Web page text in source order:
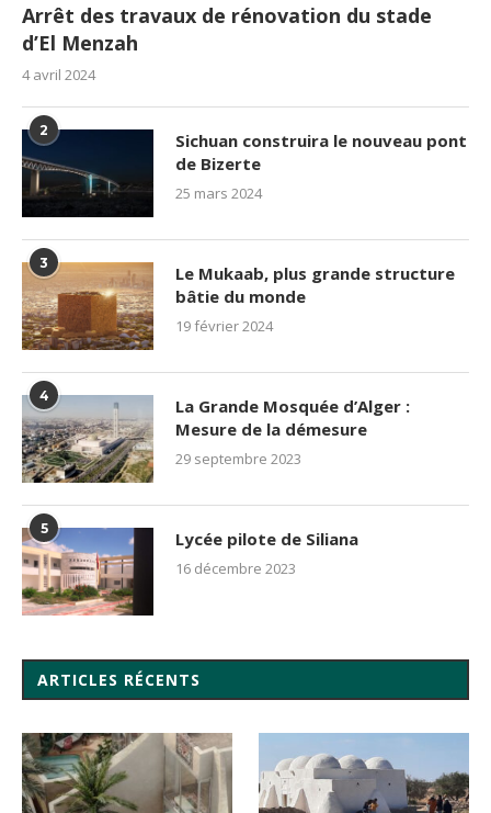
Arrêt des travaux de rénovation du stade
d’El Menzah
4 avril 2024
2
Sichuan construira le nouveau pont
de Bizerte
25 mars 2024
3
Le Mukaab, plus grande structure
bâtie du monde
19 février 2024
4
La Grande Mosquée d’Alger :
Mesure de la démesure
29 septembre 2023
5 Lycée pilote de Siliana
16 décembre 2023
ARTICLES RÉCENTS